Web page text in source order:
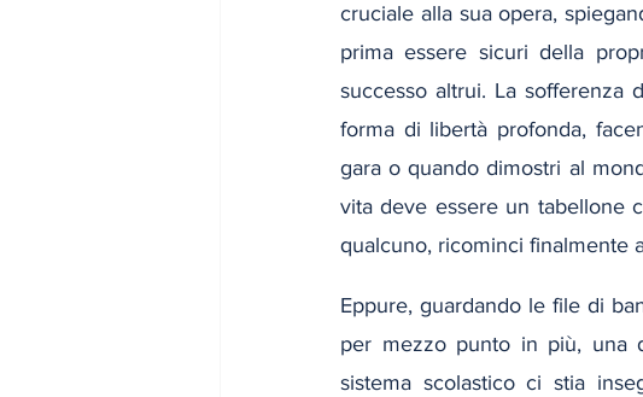
cruciale alla sua opera,
prima essere sicuri della
successo altrui. La
forma di libertà profonda,
gara o quando dimostri al
vita deve essere un tabellone
qualcuno, ricominci finalmente
Eppure, guardando le file di
per mezzo punto in più, una
sistema scolastico ci stia